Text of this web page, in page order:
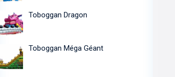
Toboggan Dragon
Toboggan Méga Géant